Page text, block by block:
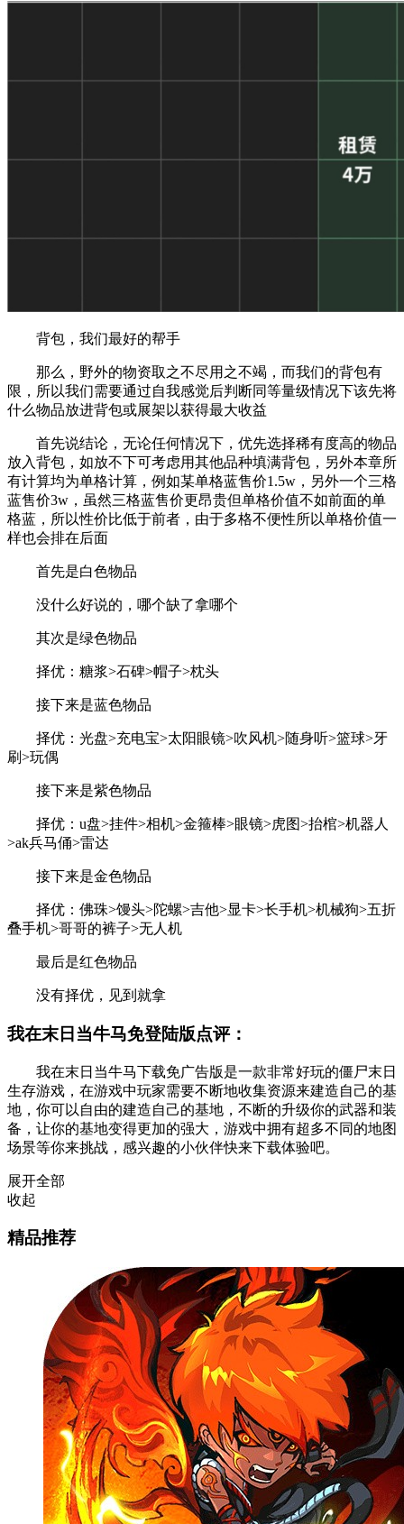
背包，我们最好的帮手
那么，野外的物资取之不尽用之不竭，而我们的背包有
限，所以我们需要通过自我感觉后判断同等量级情况下该先将
什么物品放进背包或展架以获得最大收益
首先说结论，无论任何情况下，优先选择稀有度高的物品
放入背包，如放不下可考虑用其他品种填满背包，另外本章所
有计算均为单格计算，例如某单格蓝售价1.5w，另外一个三格
蓝售价3w，虽然三格蓝售价更昂贵但单格价值不如前面的单
格蓝，所以性价比低于前者，由于多格不便性所以单格价值一
样也会排在后面
首先是白色物品
没什么好说的，哪个缺了拿哪个
其次是绿色物品
择优：糖浆>石碑>帽子>枕头
接下来是蓝色物品
择优：光盘>充电宝>太阳眼镜>吹风机>随身听>篮球>牙
刷>玩偶
接下来是紫色物品
择优：u盘>挂件>相机>金箍棒>眼镜>虎图>抬棺>机器人
>ak兵马俑>雷达
接下来是金色物品
择优：佛珠>馒头>陀螺>吉他>显卡>长手机>机械狗>五折
叠手机>哥哥的裤子>无人机
最后是红色物品
没有择优，见到就拿
我在末日当牛马免登陆版点评：
我在末日当牛马下载免广告版是一款非常好玩的僵尸末日
生存游戏，在游戏中玩家需要不断地收集资源来建造自己的基
地，你可以自由的建造自己的基地，不断的升级你的武器和装
备，让你的基地变得更加的强大，游戏中拥有超多不同的地图
场景等你来挑战，感兴趣的小伙伴快来下载体验吧。
展开全部
收起
精品推荐